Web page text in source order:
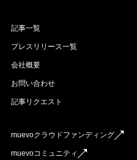
記事一覧
プレスリリース一覧
会社概要
お問い合わせ
記事リクエスト
muevoクラウドファンディング
muevoコミュニティ